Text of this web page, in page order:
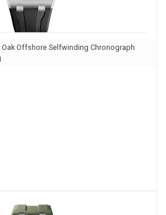
Offshore Selfwinding Chronograph